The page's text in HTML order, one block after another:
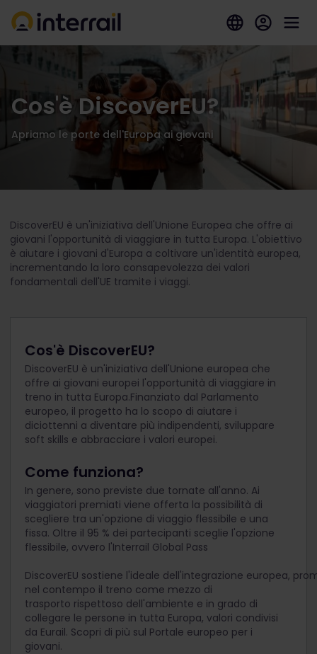
Cos'è DiscoverEU?
Apriamo le porte dell'Europa ai giovani
DiscoverEU è un'iniziativa dell'Unione Europea che offre ai
giovani l'opportunità di viaggiare in tutta Europa. L'obiettivo
è aiutare i giovani d'Europa a coltivare un'identità europea,
incrementando la loro consapevolezza dei valori
fondamentali dell'UE tramite i viaggi.
Cos'è DiscoverEU?
DiscoverEU è un'iniziativa dell'Unione europea che
offre ai giovani europei l'opportunità di viaggiare in
treno in tutta Europa.Finanziato dal Parlamento
europeo, il progetto ha lo scopo di aiutare i
diciottenni a diventare più indipendenti, sviluppare
soft skills e abbracciare i valori europei.
Come funziona?
In genere, sono previste due tornate all'anno. Ai
viaggiatori premiati viene offerta la possibilità di
scegliere tra un'opzione di viaggio flessibile e una
fissa. Oltre il 95 % dei partecipanti sceglie l'opzione
flessibile, ovvero l'Interrail Global Pass
DiscoverEU sostiene l'ideale dell'integrazione europea,
nel contempo il treno come mezzo di
trasporto rispettoso dell'ambiente e in grado di
collegare le persone in tutta Europa, valori condivisi
da Eurail. Scopri di più sul Portale europeo per i
giovani.